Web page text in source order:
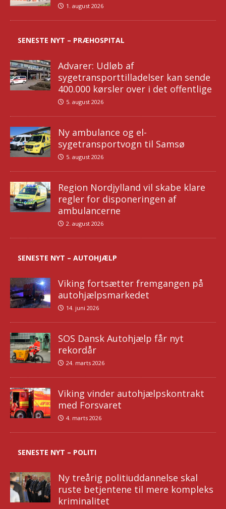
1. august 2026
SENESTE NYT – PRÆHOSPITAL
Advarer: Udløb af
sygetransporttilladelser kan sende
400.000 kørsler over i det offentlige
5. august 2026
Ny ambulance og el-
sygetransportvogn til Samsø
5. august 2026
Region Nordjylland vil skabe klare
regler for disponeringen af
ambulancerne
2. august 2026
SENESTE NYT – AUTOHJÆLP
Viking fortsætter fremgangen på
autohjælpsmarkedet
14. juni 2026
SOS Dansk Autohjælp får nyt
rekordår
24. marts 2026
Viking vinder autohjælpskontrakt
med Forsvaret
4. marts 2026
SENESTE NYT – POLITI
Ny treårig politiuddannelse skal
ruste betjentene til mere kompleks
kriminalitet